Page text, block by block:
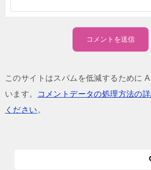
このサイトはスパムを低減するために
います。
コメントデータの処理方法の
ください 。